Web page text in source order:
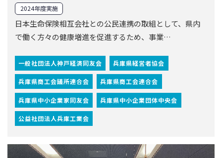
兵庫県中小企業家同友会
公益社団法人兵庫工業会